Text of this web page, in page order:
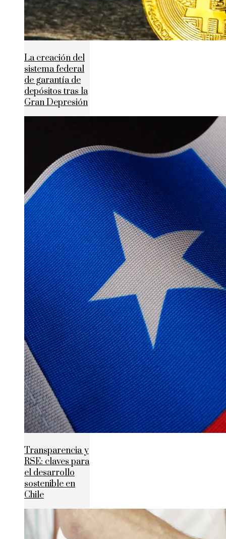
La creación del
sistema federal
de garantía de
depósitos tras la
Gran Depresión
Transparencia y
RSE: claves para
el desarrollo
sostenible en
Chile